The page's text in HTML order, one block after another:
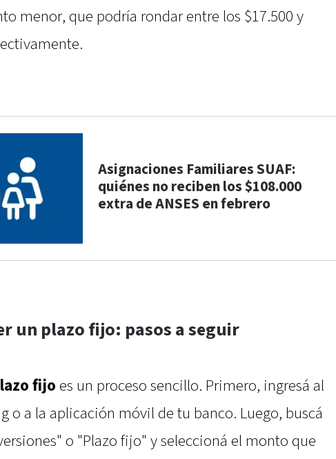
menor, que podría rondar entre los $17.500 y
Asignaciones Familiares SUAF:
quiénes no reciben los $108.000
extra de ANSES en febrero
un plazo fijo: pasos a seguir
fijo es un proceso sencillo. Primero, ingresá al
o a la aplicación móvil de tu banco. Luego, buscá
o "Plazo fijo" y seleccioná el monto que